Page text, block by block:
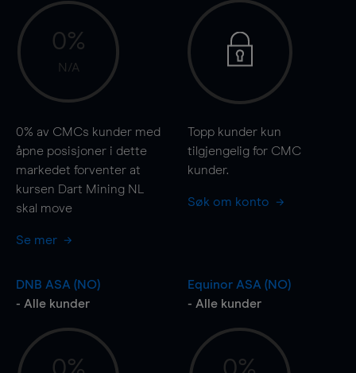
0%
N/A
0% av CMCs kunder med
åpne posisjoner i dette
markedet forventer at
kursen Dart Mining NL
skal move
Se mer
Topp kunder kun
tilgjengelig for CMC
kunder.
Søk om konto
DNB ASA (NO)
- Alle kunder
Equinor ASA (NO)
- Alle kunder